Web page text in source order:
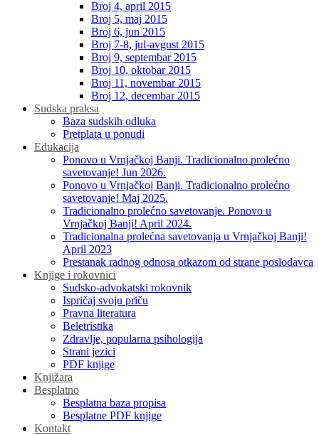
Broj 4, april 2015
Broj 5, maj 2015
Broj 6, jun 2015
Broj 7-8, jul-avgust 2015
Broj 9, septembar 2015
Broj 10, oktobar 2015
Broj 11, novembar 2015
Broj 12, decembar 2015
Sudska praksa
Baza sudskih odluka
Pretplata u ponudi
Edukacija
Ponovo u Vrnjačkoj Banji. Tradicionalno prolećno
savetovanje! Jun 2026.
Ponovo u Vrnjačkoj Banji. Tradicionalno prolećno
savetovanje! Maj 2025.
Tradicionalno prolećno savetovanje. Ponovo u
Vrnjačkoj Banji! April 2024.
Tradicionalna prolećna savetovanja u Vrnjačkoj Banji!
April 2023
Prestanak radnog odnosa otkazom od strane poslodavca
Knjige i rokovnici
Sudsko-advokatski rokovnik
Ispričaj svoju priču
Pravna literatura
Beletristika
Zdravlje, popularna psihologija
Strani jezici
PDF knjige
Knjižara
Besplatno
Besplatna baza propisa
Besplatne PDF knjige
Kontakt